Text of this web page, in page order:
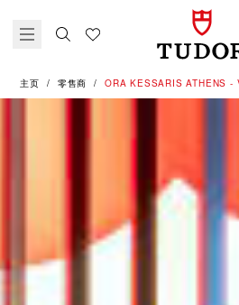
主页 零售商 ‭ORA KESSARIS ATHENS -